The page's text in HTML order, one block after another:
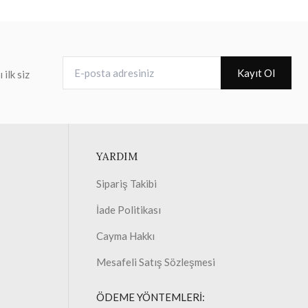
ilk siz
Kayıt Ol
YARDIM
Sipariş Takibi
İade Politikası
Cayma Hakkı
Mesafeli Satış Sözleşmesi
ÖDEME YÖNTEMLERİ: